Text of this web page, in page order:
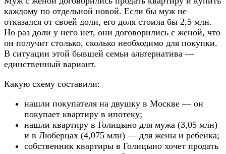
каждому по отдельной новой. Если бы муж не
отказался от своей доли, его доля стоила бы 2,5 млн.
Но раз доли у него нет, они договорились с женой, что
он получит столько, сколько необходимо для покупки.
В ситуации этой бывшей семьи альтернатива —
единственный вариант.
Какую схему составили:
нашли покупателя на двушку в Москве — он
покупает квартиру в ипотеку;
нашли квартиру в Голицыно для мужа (3,05 млн)
и в Люберцах (4,075 млн) — для жены и ребенка;
собственник квартиры в Голицыно хочет продать